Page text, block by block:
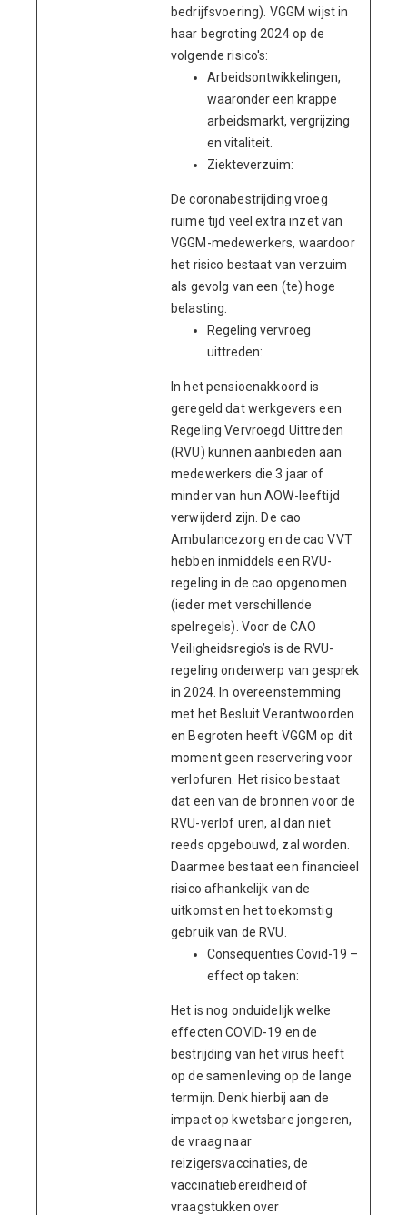
bedrijfsvoering). VGGM wijst in
haar begroting 2024 op de
volgende risico's:
Arbeidsontwikkelingen,
waaronder een krappe
arbeidsmarkt, vergrijzing
en vitaliteit.
Ziekteverzuim:
De coronabestrijding vroeg
ruime tijd veel extra inzet van
VGGM-medewerkers, waardoor
het risico bestaat van verzuim
als gevolg van een (te) hoge
belasting.
Regeling vervroeg
uittreden:
In het pensioenakkoord is
geregeld dat werkgevers een
Regeling Vervroegd Uittreden
(RVU) kunnen aanbieden aan
medewerkers die 3 jaar of
minder van hun AOW-leeftijd
verwijderd zijn. De cao
Ambulancezorg en de cao VVT
hebben inmiddels een RVU-
regeling in de cao opgenomen
(ieder met verschillende
spelregels). Voor de CAO
Veiligheidsregio’s is de RVU-
regeling onderwerp van gesprek
in 2024. In overeenstemming
met het Besluit Verantwoorden
en Begroten heeft VGGM op dit
moment geen reservering voor
verlofuren. Het risico bestaat
dat een van de bronnen voor de
RVU-verlof uren, al dan niet
reeds opgebouwd, zal worden.
Daarmee bestaat een financieel
risico afhankelijk van de
uitkomst en het toekomstig
gebruik van de RVU.
Consequenties Covid-19 –
effect op taken:
Het is nog onduidelijk welke
effecten COVID-19 en de
bestrijding van het virus heeft
op de samenleving op de lange
termijn. Denk hierbij aan de
impact op kwetsbare jongeren,
de vraag naar
reizigersvaccinaties, de
vaccinatiebereidheid of
vraagstukken over